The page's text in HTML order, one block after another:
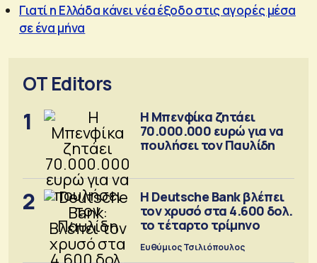
Γιατί η Ελλάδα κάνει νέα έξοδο στις αγορές μέσα
σε ένα μήνα
OT Editors
1
Η Μπενφίκα ζητάει
70.000.000 ευρώ για να
πουλήσει τον Παυλίδη
2
Η Deutsche Bank βλέπει
τον χρυσό στα 4.600 δολ.
το τέταρτο τρίμηνο
Ευθύμιος Τσιλιόπουλος